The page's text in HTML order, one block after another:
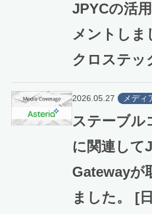
JPYCの活
メントしま
クロステッ
2026.05.27 メディ
ステーブル
に関連して
Gatewayが
ました。 [